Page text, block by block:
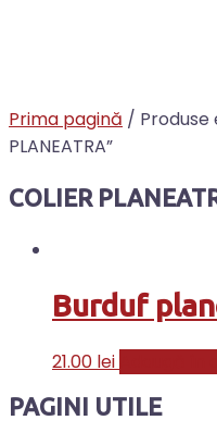
Prima pagină / Produse
PLANEATRA”
COLIER
Burduf
21.00 lei
PAGINI UTILE